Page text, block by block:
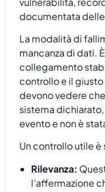
documentata
La modalità di
mancanza di dati.
collegamento
controllo e il
devono vedere
sistema
evento e non è
Un controllo utile
Rilevanza:
l’affermazione